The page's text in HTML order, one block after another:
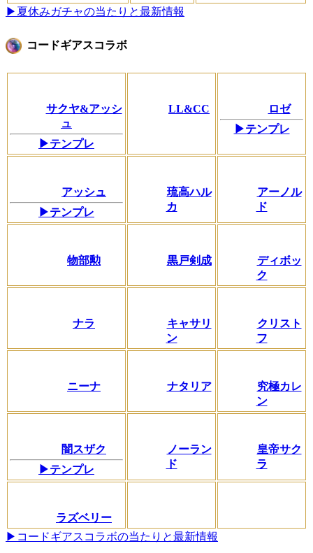
▶夏休みガチャの当たりと最新情報
コードギアスコラボ
サクヤ&アッシ
ュ
▶テンプレ
LL&CC
ロゼ
▶テンプレ
アッシュ
▶テンプレ
琉高ハル
カ
アーノル
ド
物部勲 黒戸剣成
ディボッ
ク
ナラ
キャサリ
ン
クリスト
フ
ニーナ ナタリア
究極カレ
ン
闇スザク
▶テンプレ
ノーラン
ド
皇帝サク
ラ
ラズベリー
▶コードギアスコラボの当たりと最新情報